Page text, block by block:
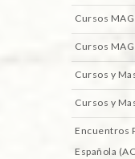
Cursos
Cursos
Cursos y
Cursos y
Encuentros
Española